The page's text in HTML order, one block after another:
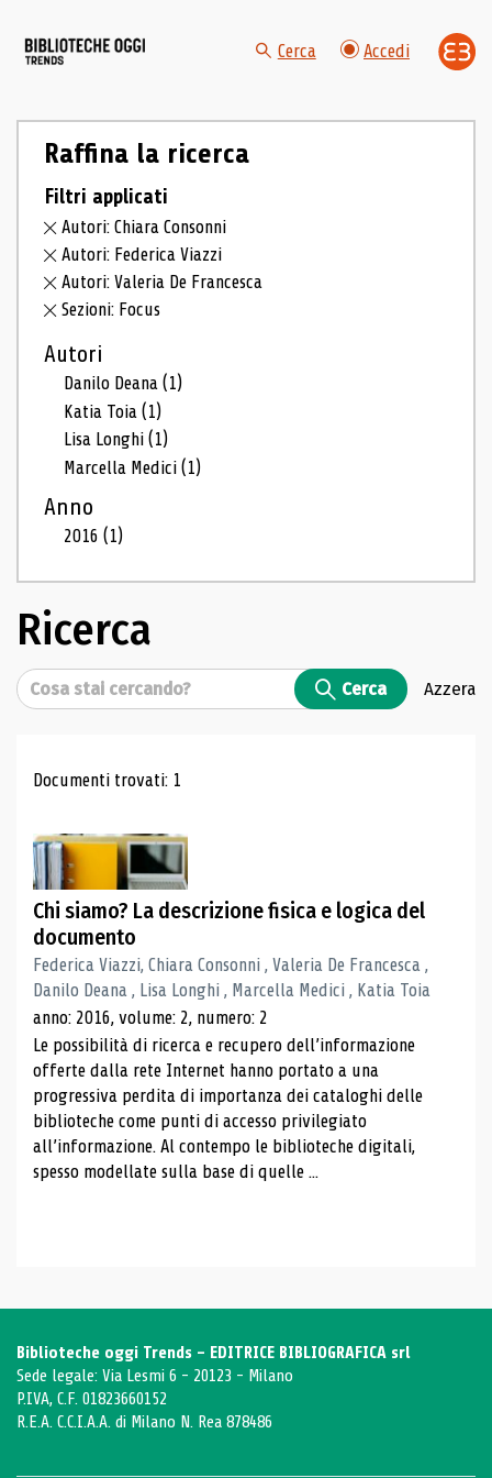
Cerca Accedi
Raffina la ricerca
Filtri applicati
Autori: Chiara Consonni
Autori: Federica Viazzi
Autori: Valeria De Francesca
Sezioni: Focus
Autori
Danilo Deana(1)
Katia Toia(1)
Lisa Longhi(1)
Marcella Medici(1)
Anno
2016(1)
Ricerca
Cerca Cerca Azzera
Risultati di ricerca
Documenti trovati: 1
Chi siamo? La descrizione fisica e logica del
documento
Federica Viazzi, Chiara Consonni , Valeria De Francesca ,
Danilo Deana , Lisa Longhi , Marcella Medici , Katia Toia
anno: 2016, volume: 2, numero: 2
Le possibilità di ricerca e recupero dell’informazione
offerte dalla rete Internet hanno portato a una
progressiva perdita di importanza dei cataloghi delle
biblioteche come punti di accesso privilegiato
all’informazione. Al contempo le biblioteche digitali,
spesso modellate sulla base di quelle ...
Biblioteche oggi Trends - EDITRICE BIBLIOGRAFICA srl
Sede legale: Via Lesmi 6 - 20123 - Milano
P.IVA, C.F. 01823660152
R.E.A. C.C.I.A.A. di Milano N. Rea 878486